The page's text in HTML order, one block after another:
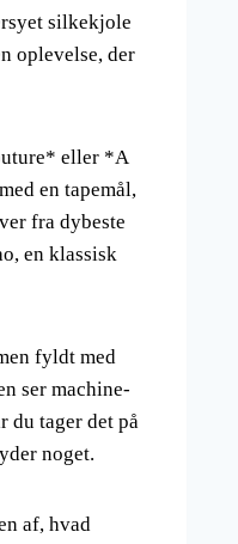
silkekjole
oplevelse, der
eller *A
en tapemål,
fra dybeste
en klassisk
fyldt med
ser machine-
du tager det på
noget.
af, hvad